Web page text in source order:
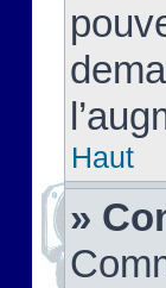
Haut
»